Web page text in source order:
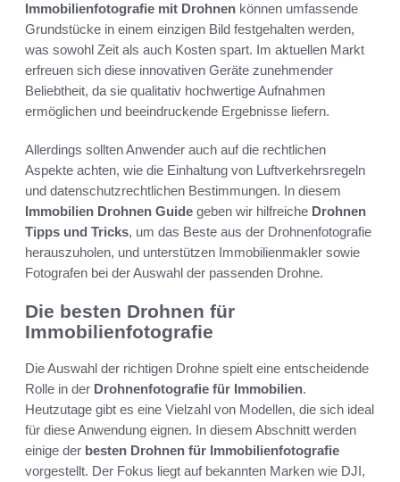
Immobilienfotografie mit Drohnen können umfassende
Grundstücke in einem einzigen Bild festgehalten werden,
was sowohl Zeit als auch Kosten spart. Im aktuellen Markt
erfreuen sich diese innovativen Geräte zunehmender
Beliebtheit, da sie qualitativ hochwertige Aufnahmen
ermöglichen und beeindruckende Ergebnisse liefern.
Allerdings sollten Anwender auch auf die rechtlichen
Aspekte achten, wie die Einhaltung von Luftverkehrsregeln
und datenschutzrechtlichen Bestimmungen. In diesem
Immobilien Drohnen Guide geben wir hilfreiche Drohnen
Tipps und Tricks, um das Beste aus der Drohnenfotografie
herauszuholen, und unterstützen Immobilienmakler sowie
Fotografen bei der Auswahl der passenden Drohne.
Die besten Drohnen für
Immobilienfotografie
Die Auswahl der richtigen Drohne spielt eine entscheidende
Rolle in der Drohnenfotografie für Immobilien.
Heutzutage gibt es eine Vielzahl von Modellen, die sich ideal
für diese Anwendung eignen. In diesem Abschnitt werden
einige der besten Drohnen für Immobilienfotografie
vorgestellt. Der Fokus liegt auf bekannten Marken wie DJI,